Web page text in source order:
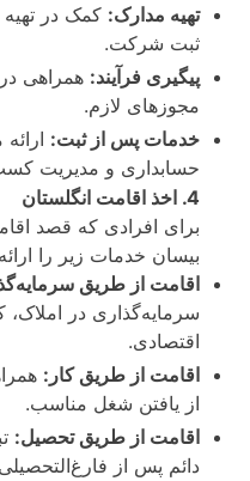
تهیه مدارک: کمک در
ثبت شرکت.
پیگیری فرآیند: همراهی
مجوزهای لازم.
خدمات پس از ثبت:
حسابداری و مدیریت
4. اخذ اقامت انگلستان
برای افرادی که قصد
بیسان خدمات زیر را
اقامت از طریق
سرمایه‌گذاری در
اقتصادی.
اقامت از طریق کار:
از یافتن شغل مناسب.
اقامت از طریق تحصیل:
دائم پس از